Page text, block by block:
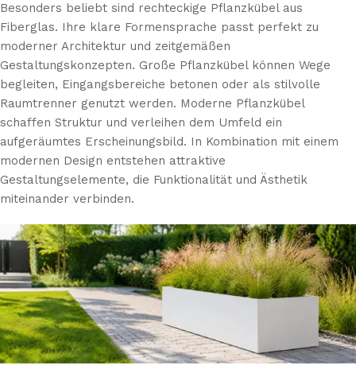
Besonders beliebt sind rechteckige Pflanzkübel aus
Fiberglas. Ihre klare Formensprache passt perfekt zu
moderner Architektur und zeitgemäßen
Gestaltungskonzepten. Große Pflanzkübel können Wege
begleiten, Eingangsbereiche betonen oder als stilvolle
Raumtrenner genutzt werden. Moderne Pflanzkübel
schaffen Struktur und verleihen dem Umfeld ein
aufgeräumtes Erscheinungsbild. In Kombination mit einem
modernen Design entstehen attraktive
Gestaltungselemente, die Funktionalität und Ästhetik
miteinander verbinden.